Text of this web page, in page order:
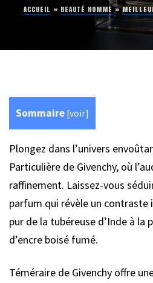
ACCUEIL » BEAUTÉ HOMME»
Sommaire [voir]
Plongez dans l’univers
Particulière de Givenchy, où
raffinement. Laissez-vous
parfum qui révèle un contraste
pur de la tubéreuse d’Inde à la
d’encre boisé fumé.
Téméraire de Givenchy offre